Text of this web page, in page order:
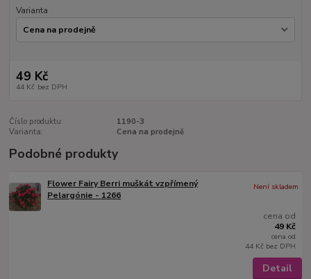
Varianta
49 Kč
44 Kč bez DPH
Číslo produktu:
1190-3
Varianta:
Cena na prodejně
Podobné produkty
Flower Fairy Berri muškát vzpřímený
Pelargónie - 1266
cena od
49 Kč
cena od
44 Kč bez DPH
Není skladem
Detail